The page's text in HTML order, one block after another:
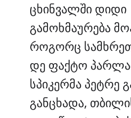
ცხინვალში დიდი
გამოხმაურება
როგორც
დე ფაქტო
სპიკერმა პეტრე
განცხადა,